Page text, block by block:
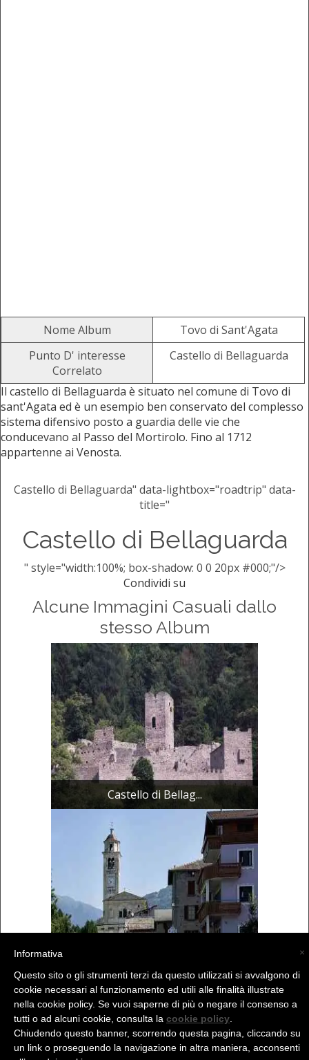
Nome Album
Tovo di Sant'Agata
Punto D' interesse
Correlato
Castello di Bellaguarda
Il castello di Bellaguarda è situato nel comune di Tovo di
sant'Agata ed è un esempio ben conservato del complesso
sistema difensivo posto a guardia delle vie che
conducevano al Passo del Mortirolo. Fino al 1712
appartenne ai Venosta.
Castello di Bellaguarda" data-lightbox="roadtrip" data-
title="
Castello di Bellaguarda
" style="width:100%; box-shadow: 0 0 20px #000;"/>
Condividi su
Alcune Immagini Casuali dallo
stesso Album
Castello di Bellag...
(C) La Valtellina - info@la-valtellina.com -
×
Informativa
Questo sito o gli strumenti terzi da questo utilizzati si avvalgono di
cookie necessari al funzionamento ed utili alle finalità illustrate
nella cookie policy. Se vuoi saperne di più o negare il consenso a
tutti o ad alcuni cookie, consulta la cookie policy
Chiudendo questo banner, scorrendo questa pagina, cliccando su
un link o proseguendo la navigazione in altra maniera, acconsenti